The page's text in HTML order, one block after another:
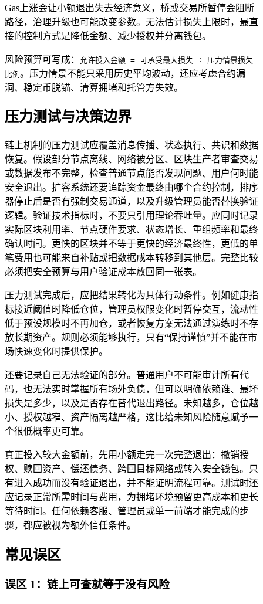
Gas上涨会让小额退出失去经济意义，桥或交易所暂停会阻断
路径，治理升级也可能改变参数。无法估计损失上限时，最直
接的控制方式是降低金额、减少授权并分离钱包。
风险预算可写成：
允许投入金额 = 可承受最大损失 ÷ 压力情景损失
比例。压力情景不能只采用历史平均波动，还应考虑合约漏
洞、稳定币脱锚、清算拥堵和托管方失效。
压力测试与决策边界
链上机制的压力测试应覆盖消息传播、状态执行、共识和数据
恢复。假设部分节点离线、网络被分区、区块生产者审查交易
或数据发布不完整，检查普通节点能否发现问题、用户何时能
安全退出。扩容系统还要追踪资金最终由哪个合约控制，排序
器停止后是否有强制交易通道，以及升级管理员能否替换验证
逻辑。验证技术指标时，不要只引用理论吞吐量。应同时记录
实际区块利用率、节点硬件要求、状态增长、重组频率和最终
确认时间。更快的区块并不等于更快的经济最终性，更低的单
笔费用也可能来自补贴或把数据成本转移到其他层。完整比较
必须把安全预算与用户验证成本放回同一张表。
压力测试完成后，应把结果转化为具体行动条件。例如健康指
标接近阈值时降低仓位，管理员权限变化时暂停交互，流动性
低于预设规模时不再加仓，或者恢复方案无法通过演练时不存
放长期资产。规则必须能够执行，只有“保持谨慎”并不能在市
场快速变化时提供保护。
还要记录自己无法验证的部分。普通用户不可能审计所有代
码，也无法实时掌握所有场外负债，但可以明确依赖谁、最坏
损失是多少，以及是否存在替代退出路径。未知越多，仓位越
小、授权越窄、资产隔离越严格，这比给未知风险随意赋予一
个很低概率更可靠。
真正投入较大金额前，先用小额走完一次完整退出：撤销授
权、赎回资产、偿还债务、跨回目标网络或转入安全钱包。只
有进入成功而没有验证退出，并不能证明流程可靠。测试时还
应记录正常所需时间与费用，为拥堵环境预留更高成本和更长
等待时间。任何依赖客服、管理员或单一前端才能完成的步
骤，都应被视为额外信任条件。
常见误区
误区 1：链上可查就等于没有风险